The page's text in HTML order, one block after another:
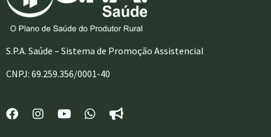
S.P.A. Saúde – Sistema de Promoção Assistencial
CNPJ: 69.259.356/0001-40